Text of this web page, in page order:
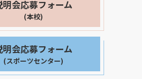
明会応募フォーム
(本校)
明会応募フォーム
(スポーツセンター)